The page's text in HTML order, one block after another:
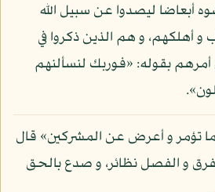
أبعاضا ليصدوا عن سبيل الله
و أهلكهم، و هم الذين ذكروا في
أمرهم بقوله: «فوربك لنسألنهم
تؤمر و أعرض عن المشركين» قال
و الفصل نظائر، و صدع بالحق